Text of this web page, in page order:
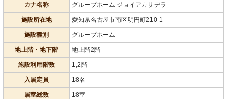
カナ名称 グループホーム ジョイアカサデラ
施設所在地 愛知県名古屋市南区明円町210-1
施設種別 グループホーム
地上階・地下階 地上階2階
施設利用階数 1,2階
入居定員 18名
居室総数 18室